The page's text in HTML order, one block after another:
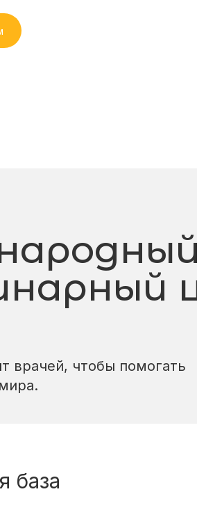
врачей, чтобы помогать
база